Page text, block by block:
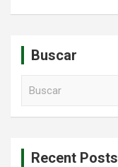
Buscar
Recent Posts